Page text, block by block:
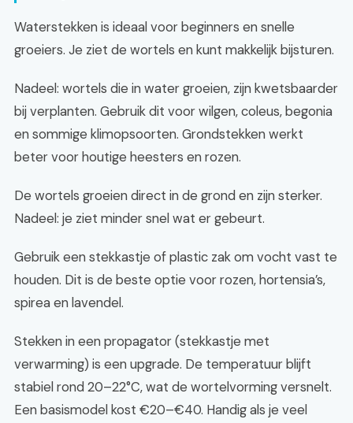
Waterstekken is ideaal voor beginners en snelle
groeiers. Je ziet de wortels en kunt makkelijk bijsturen.
Nadeel: wortels die in water groeien, zijn kwetsbaarder
bij verplanten. Gebruik dit voor wilgen, coleus, begonia
en sommige klimopsoorten. Grondstekken werkt
beter voor houtige heesters en rozen.
De wortels groeien direct in de grond en zijn sterker.
Nadeel: je ziet minder snel wat er gebeurt.
Gebruik een stekkastje of plastic zak om vocht vast te
houden. Dit is de beste optie voor rozen, hortensia’s,
spirea en lavendel.
Stekken in een propagator (stekkastje met
verwarming) is een upgrade. De temperatuur blijft
stabiel rond 20–22°C, wat de wortelvorming versnelt.
Een basismodel kost €20–€40. Handig als je veel